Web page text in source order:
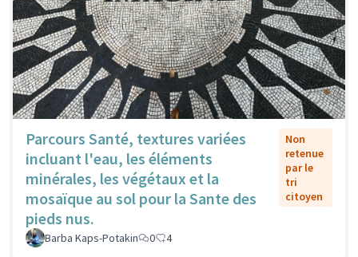
Parcours Santé, textures variées
incluant l'eau, les éléments
minérales, les végétaux et la
mosaïque au sol pour la Sante des
pieds nus.
Non
retenue
par le
tri
citoyen
Barba Kaps-Potakin 0 4